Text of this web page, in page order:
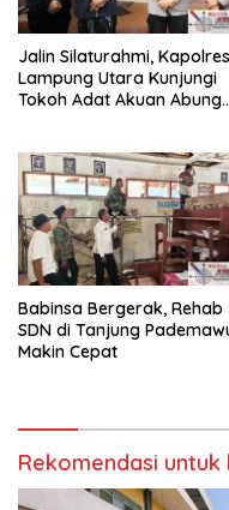
Jalin Silaturahmi, Kapolres
Lampung Utara Kunjungi
Tokoh Adat Akuan Abung
Babinsa Bergerak, Rehab
SDN di Tanjung
Makin Cepat
Rekomendasi untuk